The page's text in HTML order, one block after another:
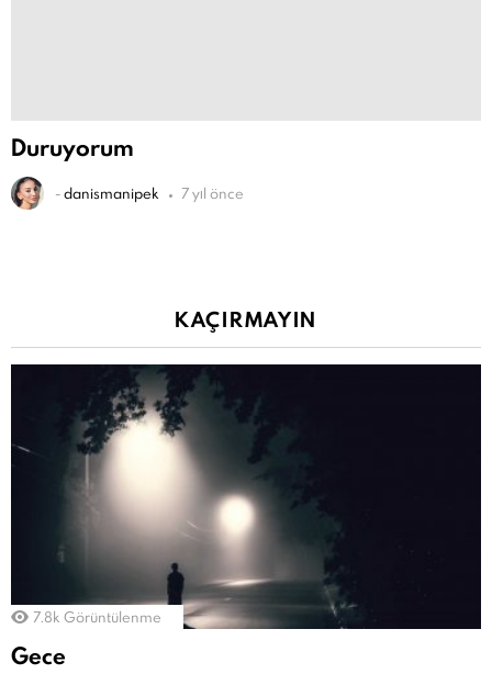
Duruyorum
-danismanipek 7 yıl önce
KAÇIRMAYIN
7.8k Görüntülenme
Gece